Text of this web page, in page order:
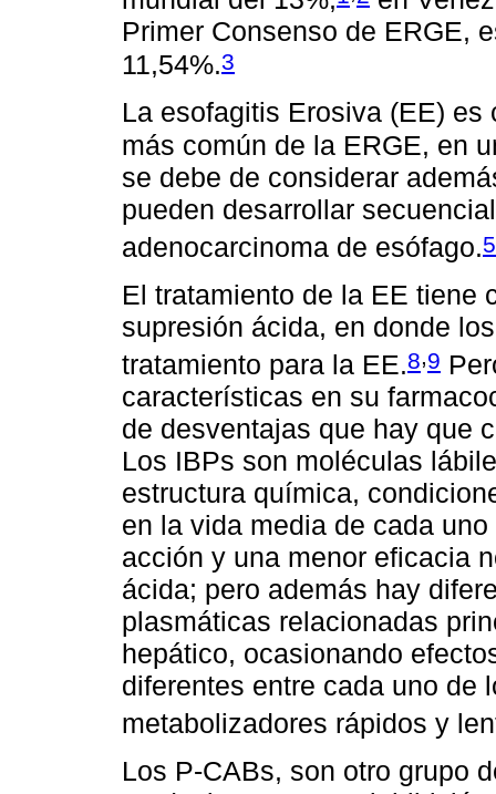
Primer Consenso de ERGE,
11,54%.3
La esofagitis Erosiva (EE)
más común de la ERGE, en
se debe de considerar
pueden desarrollar
adenocarcinoma de esófago.5
El tratamiento de la EE tiene
supresión ácida, en donde
tratamiento para la EE.8,9
características en su
de desventajas que hay que
Los IBPs son moléculas
estructura química,
en la vida media de cada
acción y una menor eficacia
ácida; pero además hay
plasmáticas relacionadas
hepático, ocasionando
diferentes entre cada uno de
metabolizadores rápidos y
Los P-CABs, son otro grupo